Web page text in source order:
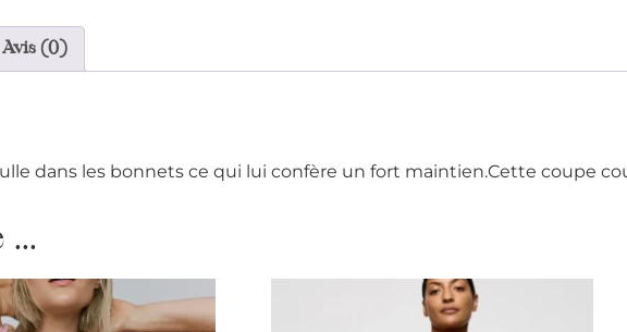
Avis (0)
dans les bonnets ce qui lui confère un fort maintien.Cette coupe